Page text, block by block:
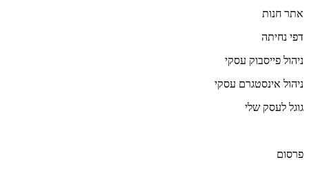
אתר חנות
דפי נחיתה
ניהול פייסבוק עסקי
ניהול אינסטגרם עסקי
גוגל לעסק שלי
פרסום